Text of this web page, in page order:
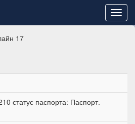
17
статус паспорта: Паспорт.